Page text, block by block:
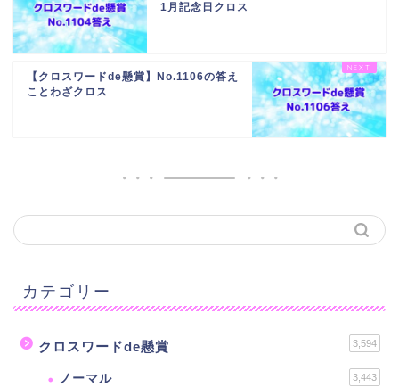
1月記念日クロス
【クロスワードde懸賞】No.1106の答え
ことわざクロス
カテゴリー
クロスワードde懸賞 3,594
ノーマル 3,443